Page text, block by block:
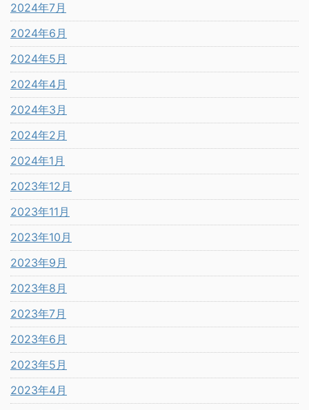
2024年7月
2024年6月
2024年5月
2024年4月
2024年3月
2024年2月
2024年1月
2023年12月
2023年11月
2023年10月
2023年9月
2023年8月
2023年7月
2023年6月
2023年5月
2023年4月